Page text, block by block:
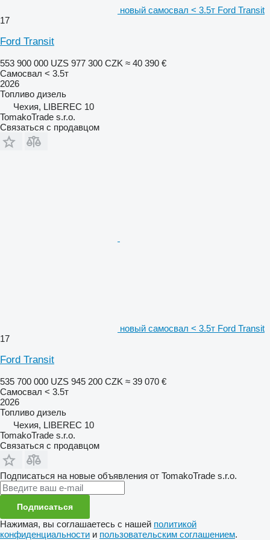
новый самосвал < 3.5т Ford Transit
17
Ford Transit
553 900 000 UZS 977 300 CZK ≈ 40 390 €
Самосвал < 3.5т
2026
Топливо дизель
Чехия, LIBEREC 10
TomakoTrade s.r.o.
Связаться с продавцом
новый самосвал < 3.5т Ford Transit
17
Ford Transit
535 700 000 UZS 945 200 CZK ≈ 39 070 €
Самосвал < 3.5т
2026
Топливо дизель
Чехия, LIBEREC 10
TomakoTrade s.r.o.
Связаться с продавцом
Подписаться на новые объявления от TomakoTrade s.r.o.
Подписаться
Нажимая, вы соглашаетесь с нашей политикой
конфиденциальности и пользовательским соглашением.